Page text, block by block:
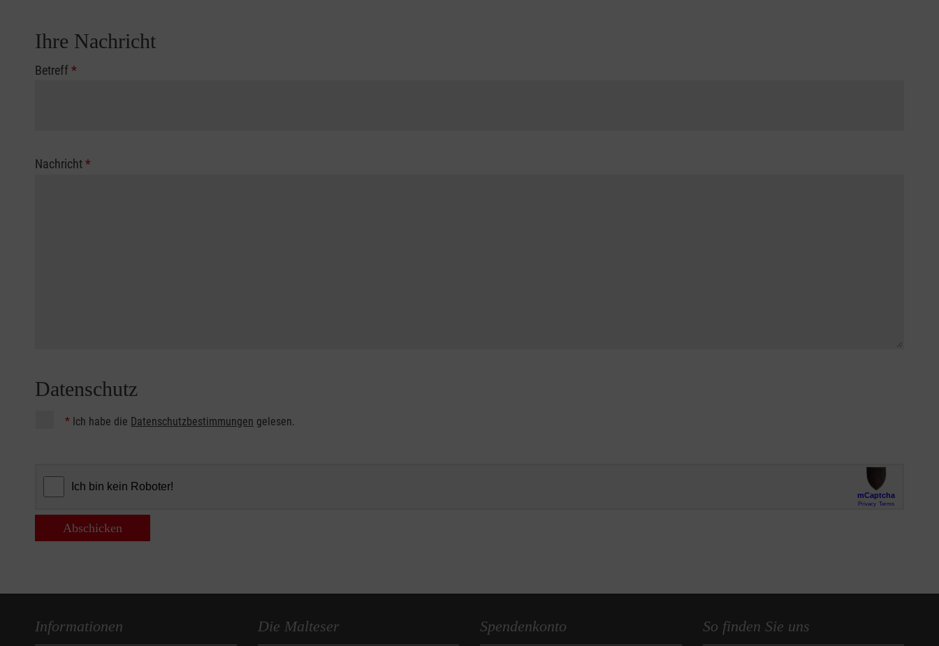
Ihre Nachricht
Betreff*
Nachricht*
Datenschutz
* Ich habe die Datenschutzbestimmungen gelesen.
Abschicken
Informationen Die Malteser Spendenkonto So finden Sie uns